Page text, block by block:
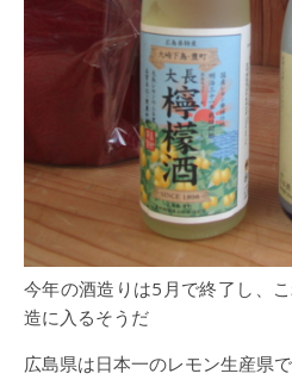
今年の酒造りは5月で終了し、
造に入るそうだ
広島県は日本一のレモン生産県